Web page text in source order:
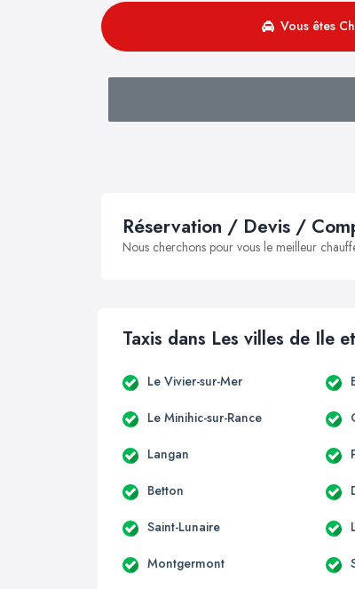
Vous êtes
Réservation / Devis /
Nous cherchons pour vous le meilleur
Taxis dans Les villes de Ile
Le Vivier-sur-Mer
Le Minihic-sur-Rance
Langan
Betton
Saint-Lunaire
Montgermont